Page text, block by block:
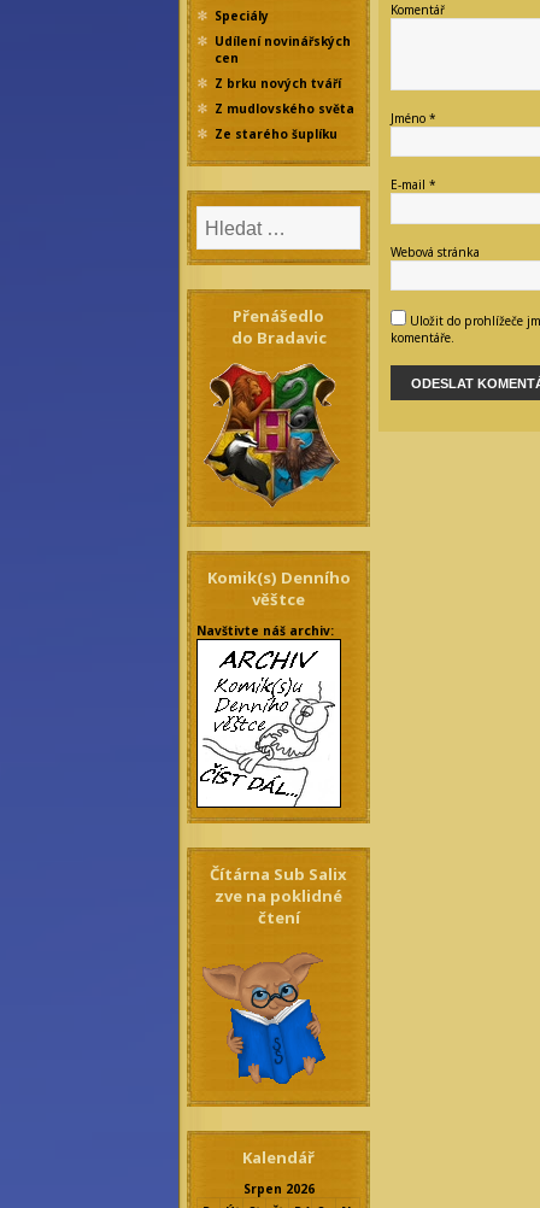
Speciály
Udílení novinářských
cen
Z brku nových tváří
Z mudlovského světa
Ze starého šuplíku
Přenášedlo
do Bradavic
Komik(s) Denního
věštce
Navštivte náš archiv:
Čítárna Sub Salix
zve na poklidné
čtení
Kalendář
Srpen 2026
Komentář
Jméno *
E-mail *
Webová stránka
Uložit do prohlížeče
komentáře.